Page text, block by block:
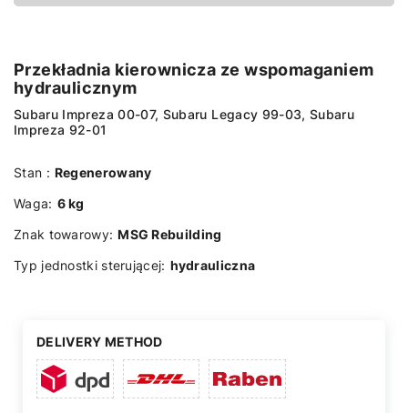
Przekładnia kierownicza ze wspomaganiem
hydraulicznym
Subaru Impreza 00-07, Subaru Legacy 99-03, Subaru
Impreza 92-01
Stan : Regenerowany
Waga: 6 kg
Znak towarowy: MSG Rebuilding
Typ jednostki sterującej: hydrauliczna
DELIVERY METHOD